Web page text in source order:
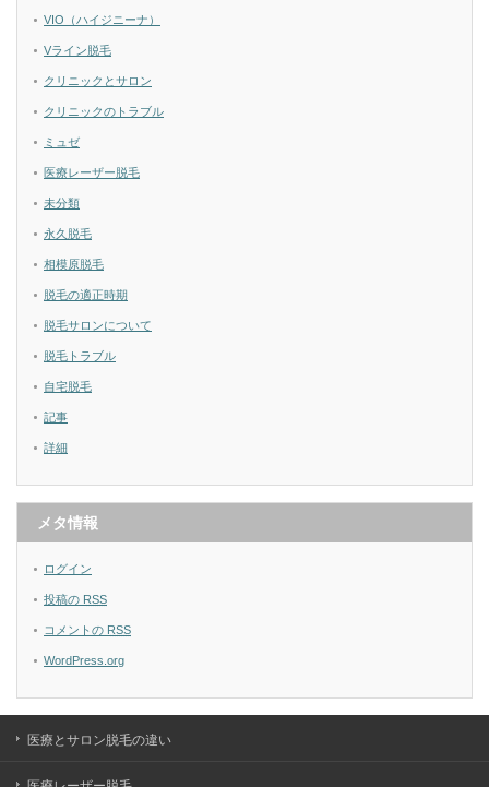
VIO（ハイジニーナ）
Vライン脱毛
クリニックとサロン
クリニックのトラブル
ミュゼ
医療レーザー脱毛
未分類
永久脱毛
相模原脱毛
脱毛の適正時期
脱毛サロンについて
脱毛トラブル
自宅脱毛
記事
詳細
メタ情報
ログイン
投稿の RSS
コメントの RSS
WordPress.org
医療とサロン脱毛の違い